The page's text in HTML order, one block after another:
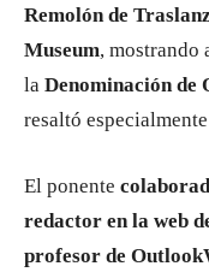
Remolón de
Museum, mostrando
la Denominación de
resaltó
El ponente
redactor en la web
profesor de